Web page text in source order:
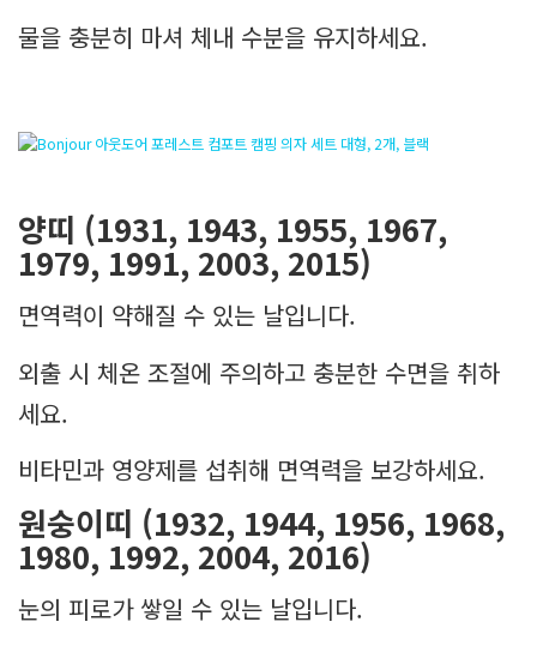
물을 충분히 마셔 체내 수분을 유지하세요.
양띠 (1931, 1943, 1955, 1967,
1979, 1991, 2003, 2015)
면역력이 약해질 수 있는 날입니다.
외출 시 체온 조절에 주의하고 충분한 수면을 취하
세요.
비타민과 영양제를 섭취해 면역력을 보강하세요.
원숭이띠 (1932, 1944, 1956, 1968,
1980, 1992, 2004, 2016)
눈의 피로가 쌓일 수 있는 날입니다.